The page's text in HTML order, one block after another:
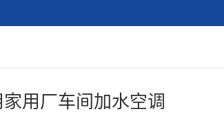
用厂车间加水空调